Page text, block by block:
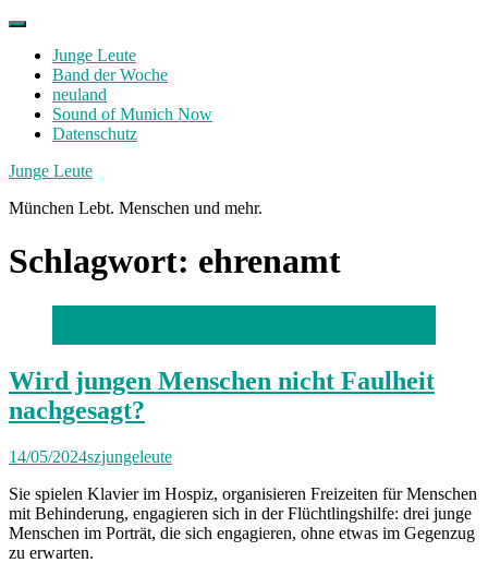
Skip
contentJunge Leute
Band der Woche
neuland
Sound of Munich Now
Datenschutz
Facebook
Twitter
Instagram
Junge Leute
München Lebt. Menschen und mehr.
Schlagwort: ehrenamt
Wird jungen Menschen nicht Faulheit
nachgesagt?
14/05/2024szjungeleute
Sie spielen Klavier im Hospiz, organisieren Freizeiten für Menschen
mit Behinderung, engagieren sich in der Flüchtlingshilfe: drei junge
Menschen im Porträt, die sich engagieren, ohne etwas im Gegenzug
zu erwarten.